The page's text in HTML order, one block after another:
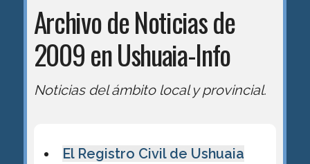
Archivo de Noticias de
2009 en Ushuaia-Info
Noticias del ámbito local y provincial.
El Registro Civil de Ushuaia